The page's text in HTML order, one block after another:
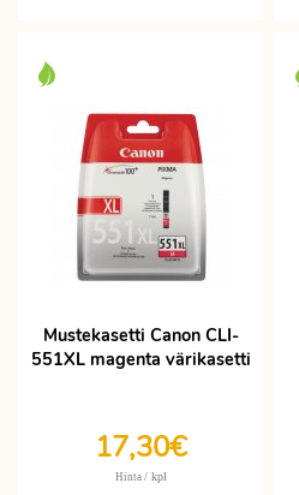
Mustekasetti Canon CLI-
551XL magenta värikasetti
17,30€
Hinta / kpl